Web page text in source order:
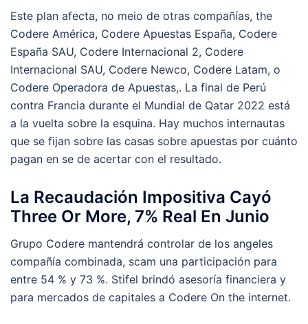
Este plan afecta, no meio de otras compañías, the
Codere América, Codere Apuestas España, Codere
España SAU, Codere Internacional 2, Codere
Internacional SAU, Codere Newco, Codere Latam, o
Codere Operadora de Apuestas,. La final de Perú
contra Francia durante el Mundial de Qatar 2022 está
a la vuelta sobre la esquina. Hay muchos internautas
que se fijan sobre las casas sobre apuestas por cuánto
pagan en se de acertar con el resultado.
La Recaudación Impositiva Cayó
Three Or More, 7% Real En Junio
Grupo Codere mantendrá controlar de los angeles
compañía combinada, scam una participación para
entre 54 % y 73 %. Stifel brindó asesoría financiera y
para mercados de capitales a Codere On the internet.